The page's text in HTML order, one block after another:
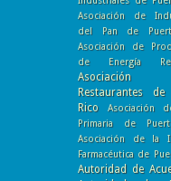
Asociación de
del Pan de
Asociación de
de Energía
Restaurantes de
Rico
Asociación
Primaria de
Asociación de la
Farmacéutica de
Autoridad de